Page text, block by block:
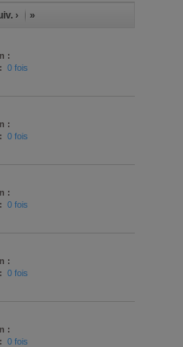
› »
:
0 fois
:
0 fois
:
0 fois
:
0 fois
:
0 fois